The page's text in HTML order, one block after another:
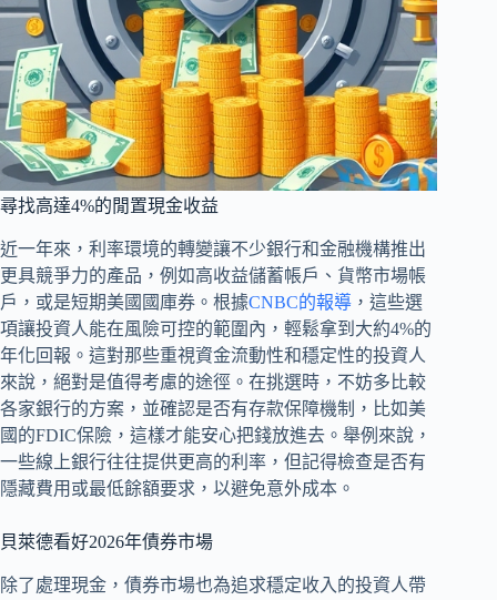
尋找高達4%的閒置現金收益
近一年來，利率環境的轉變讓不少銀行和金融機構推出
更具競爭力的產品，例如高收益儲蓄帳戶、貨幣市場帳
戶，或是短期美國國庫券。根據CNBC的報導 ，這些選
項讓投資人能在風險可控的範圍內，輕鬆拿到大約4%的
年化回報。這對那些重視資金流動性和穩定性的投資人
來說，絕對是值得考慮的途徑。在挑選時，不妨多比較
各家銀行的方案，並確認是否有存款保障機制，比如美
國的FDIC保險，這樣才能安心把錢放進去。舉例來說，
一些線上銀行往往提供更高的利率，但記得檢查是否有
隱藏費用或最低餘額要求，以避免意外成本。
貝萊德看好2026年債券市場
除了處理現金，債券市場也為追求穩定收入的投資人帶